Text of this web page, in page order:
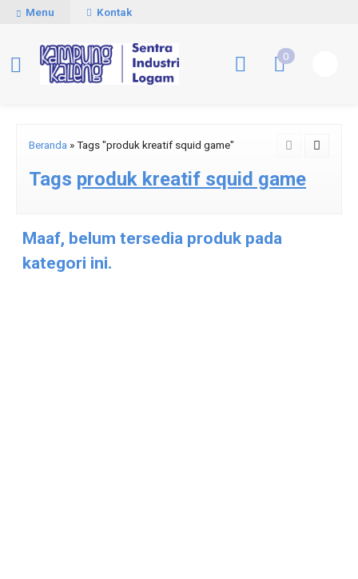
Menu Kontak
0
Beranda »Tags "produk kreatif squid game"
Tags produk kreatif squid game
Maaf, belum tersedia produk pada
kategori ini.